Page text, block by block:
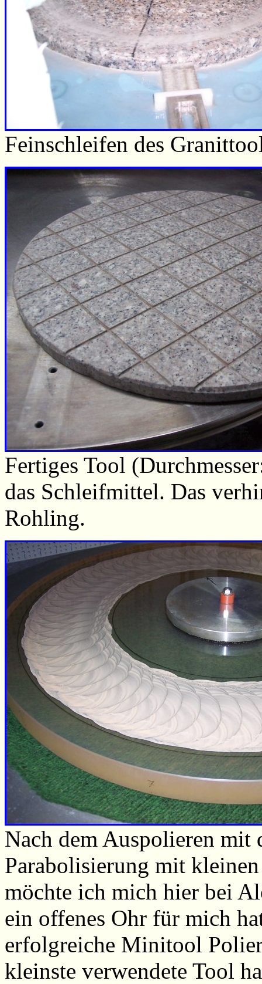
Feinschleifen des
Fertiges Tool
das Schleifmittel. Das
Rohling.
Nach dem Auspolieren
Parabolisierung mit
möchte ich mich hier bei
ein offenes Ohr für mich
erfolgreiche Minitool
kleinste verwendete Tool